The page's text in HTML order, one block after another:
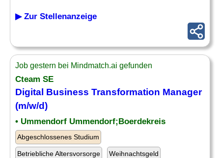
▶ Zur Stellenanzeige
Job gestern bei Mindmatch.ai gefunden
Cteam SE
Digital Business Transformation Manager
(m/w/d)
• Ummendorf Ummendorf;Boerdekreis
Abgeschlossenes Studium
Betriebliche Altersvorsorge Weihnachtsgeld